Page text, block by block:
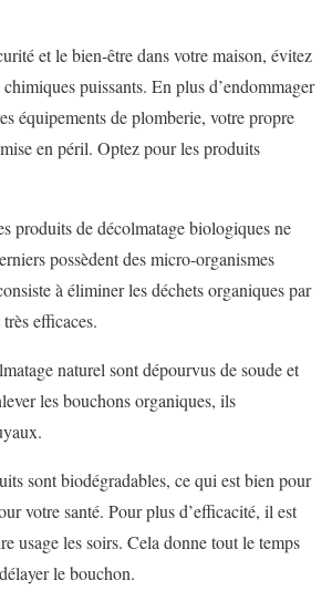
et le bien-être dans votre maison, évitez
puissants. En plus d’endommager
équipements de plomberie, votre propre
en péril. Optez pour les produits
produits de décolmatage biologiques ne
possèdent des micro-organismes
à éliminer les déchets organiques par
efficaces.
naturel sont dépourvus de soude et
les bouchons organiques, ils
sont biodégradables, ce qui est bien pour
votre santé. Pour plus d’efficacité, il est
usage les soirs. Cela donne tout le temps
le bouchon.